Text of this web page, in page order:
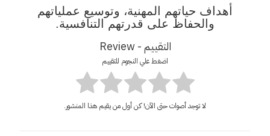
أهداف حياتهم المهنية، وتوسيع عملياتهم
والحفاظ على قدرتهم التنافسية.
التقييم - Review
اضغط علي النجوم للتقييم
لا توجد أصوات حتى الآن! كن أول من يقيم هذا المنشور.